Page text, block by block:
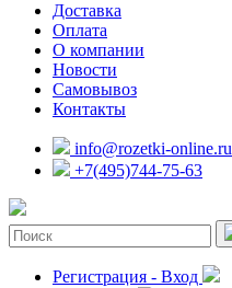
Доставка
Оплата
О компании
Новости
Самовывоз
Контакты
info@rozetki-online.ru
+7(495)744-75-63
Регистрация - Вход